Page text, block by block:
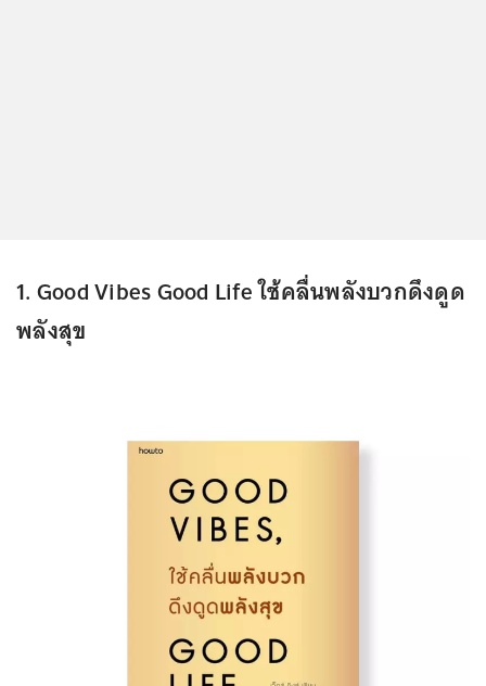
1. Good Vibes Good Life ใช้คลื่นพลังบวกดึงดูด
พลังสุข